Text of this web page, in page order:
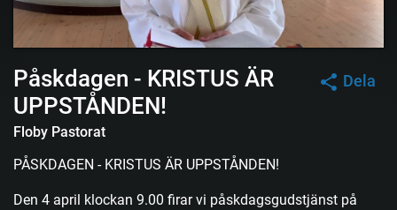
Dela
Påskdagen - KRISTUS ÄR
UPPSTÅNDEN!
Floby Pastorat
PÅSKDAGEN - KRISTUS ÄR UPPSTÅNDEN!
Den 4 april klockan 9.00 firar vi påskdagsgudstjänst på